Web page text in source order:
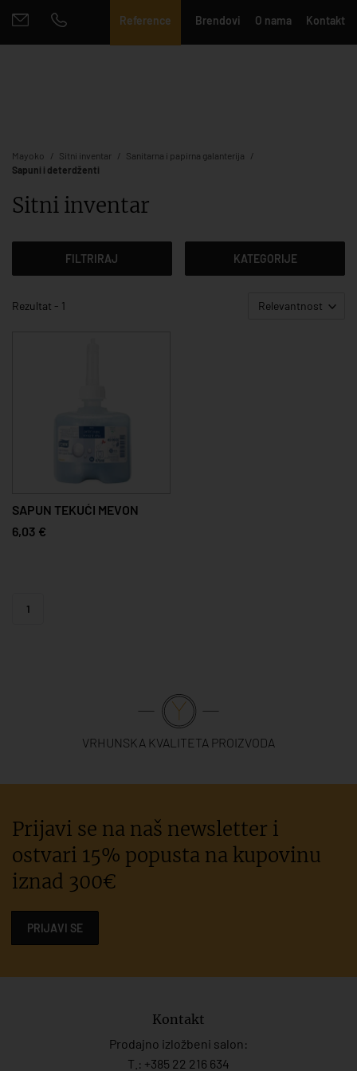
Reference Brendovi O nama Kontakt
Mayoko Sitni inventar
Sanitarna i papirna galanterija
Sapuni i deterdženti
Sitni inventar
FILTRIRAJ KATEGORIJE
Rezultat - 1 Relevantnost
SAPUN TEKUĆI MEVON
6,03 €
1
VRHUNSKA KVALITETA PROIZVODA
Prijavi se na naš newsletter i
ostvari 15% popusta na kupovinu
iznad 300€
PRIJAVI SE
Kontakt
Prodajno izložbeni salon:
T.: +385 22 216 634